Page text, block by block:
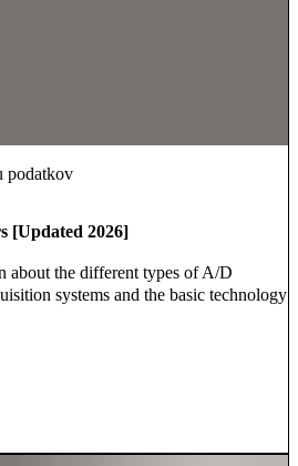
podatkov
[Updated 2026]
about the different types of A/D
systems and the basic technology